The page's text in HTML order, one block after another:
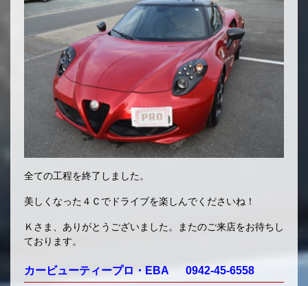
全ての工程を終了しました。
美しくなった４Ｃでドライブを楽しんでくださいね！
Ｋさま、ありがとうございました。またのご来店をお待ちし
ております。
カービューティープロ・EBA 0942-45-6558